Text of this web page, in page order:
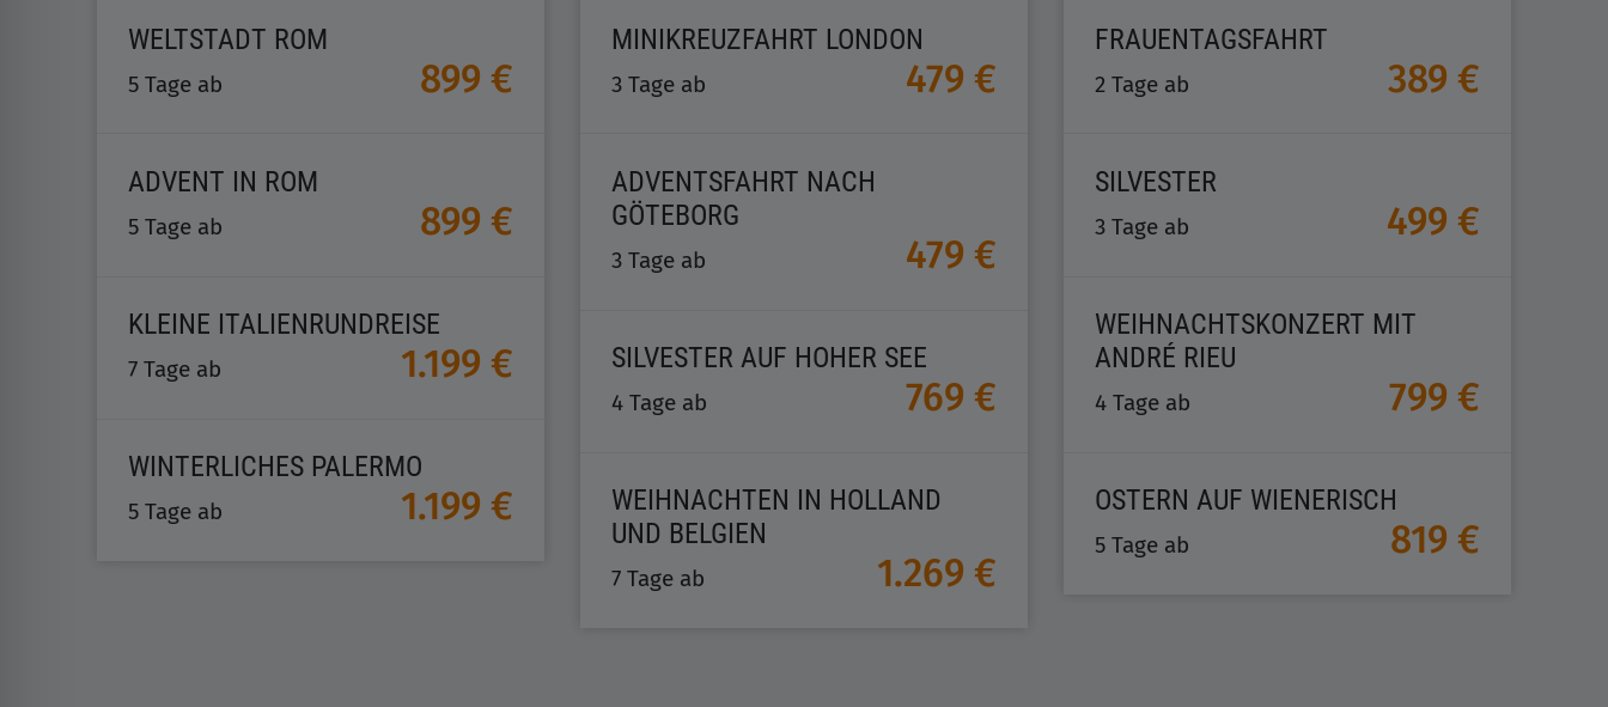
WELTSTADT ROM
5 Tage ab 899 €
ADVENT IN ROM
5 Tage ab 899 €
KLEINE ITALIENRUNDREISE
7 Tage ab 1.199 €
WINTERLICHES PALERMO
5 Tage ab 1.199 €
MINIKREUZFAHRT LONDON
3 Tage ab 479 €
ADVENTSFAHRT NACH
GÖTEBORG
3 Tage ab 479 €
SILVESTER AUF HOHER SEE
4 Tage ab 769 €
WEIHNACHTEN IN HOLLAND
UND BELGIEN
7 Tage ab 1.269 €
FRAUENTAGSFAHRT
2 Tage ab 389 €
SILVESTER
3 Tage ab 499 €
WEIHNACHTSKONZERT MIT
ANDRÉ RIEU
4 Tage ab 799 €
OSTERN AUF WIENERISCH
5 Tage ab 819 €